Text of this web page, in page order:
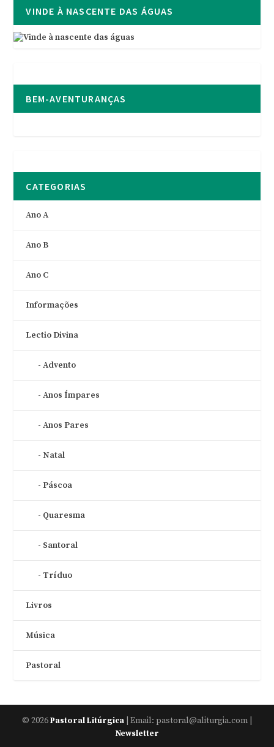
VINDE À NASCENTE DAS ÁGUAS
BEM-AVENTURANÇAS
CATEGORIAS
Ano A
Ano B
Ano C
Informações
Lectio Divina
Advento
Anos Ímpares
Anos Pares
Natal
Páscoa
Quaresma
Santoral
Tríduo
Livros
Música
Pastoral
© 2026Pastoral Litúrgica | Email: pastoral@aliturgia.com |
Newsletter